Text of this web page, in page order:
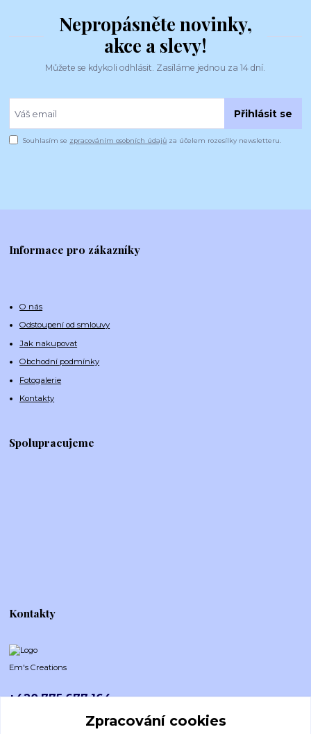
Nepropásněte novinky,
akce a slevy!
Můžete se kdykoli odhlásit. Zasíláme jednou za 14 dní.
Přihlásit se
Souhlasím se zpracováním osobních údajů za účelem rozesílky newsletteru.
Informace pro zákazníky
O nás
Odstoupení od smlouvy
Jak nakupovat
Obchodní podmínky
Fotogalerie
Kontakty
Spolupracujeme
Kontakty
Em's Creations
+420 775 677 164
Zpracování cookies